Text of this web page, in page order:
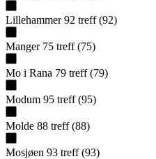
Lillehammer 92 treff (92)
Manger 75 treff (75)
Mo i Rana 79 treff (79)
Modum 95 treff (95)
Molde 88 treff (88)
Mosjøen 93 treff (93)